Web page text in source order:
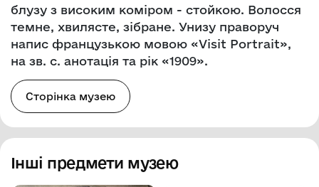
блузу з високим коміром - стойкою. Волосся
темне, хвилясте, зібране. Унизу праворуч
напис французькою мовою «Visit Portrait»,
на зв. с. анотація та рік «1909».
Сторінка музею
Інші предмети музею